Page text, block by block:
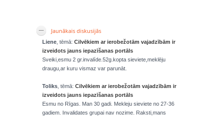
Jaunākais diskusijās
Liene , tēmā: Cilvēkiem ar ierobežotām vajadzībām ir
izveidots jauns iepazīšanas portāls
Sveiki,esmu 2 gr.invalíde.52g.kopta sieviete,meklēju
draugu,ar kuru vismaz var parunāt.
Toliks , tēmā: Cilvēkiem ar ierobežotām vajadzībām ir
izveidots jauns iepazīšanas portāls
Esmu no Rīgas. Man 30 gadi. Mekleju sieviete no 27-36
gadiem. Invalidates grupai nav nozime. Raksti,mans